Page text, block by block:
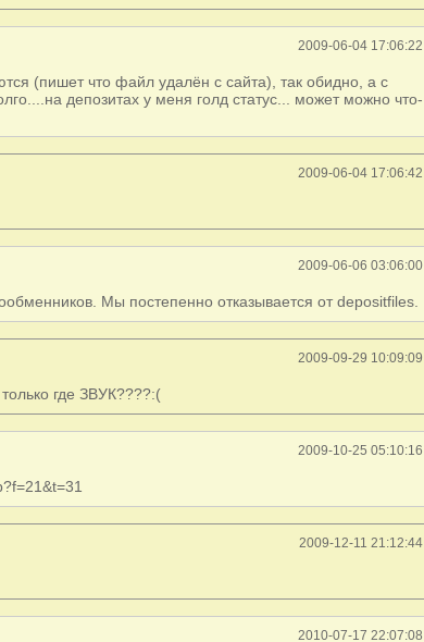
2009-06-04 17:06:22
(пишет что файл удалён с сайта), так обидно, а с
депозитах у меня голд статус... может можно что-
2009-06-04 17:06:42
2009-06-06 03:06:00
Мы постепенно отказывается от depositfiles.
2009-09-29 10:09:09
где ЗВУК????:(
2009-10-25 05:10:16
2009-12-11 21:12:44
2010-07-17 22:07:08